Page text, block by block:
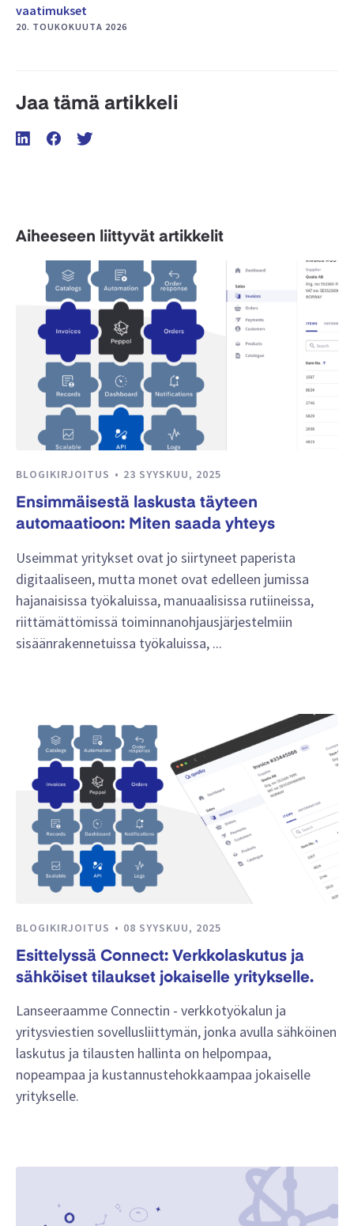
vaatimukset
20. TOUKOKUUTA 2026
Jaa tämä artikkeli
Aiheeseen liittyvät artikkelit
BLOGIKIRJOITUS 23 SYYSKUU, 2025
Ensimmäisestä laskusta täyteen
automaatioon: Miten saada yhteys
Useimmat yritykset ovat jo siirtyneet paperista
digitaaliseen, mutta monet ovat edelleen jumissa
hajanaisissa työkaluissa, manuaalisissa rutiineissa,
riittämättömissä toiminnanohjausjärjestelmiin
sisäänrakennetuissa työkaluissa, ...
BLOGIKIRJOITUS 08 SYYSKUU, 2025
Esittelyssä Connect: Verkkolaskutus ja
sähköiset tilaukset jokaiselle yritykselle.
Lanseeraamme Connectin - verkkotyökalun ja
yritysviestien sovellusliittymän, jonka avulla sähköinen
laskutus ja tilausten hallinta on helpompaa,
nopeampaa ja kustannustehokkaampaa jokaiselle
yritykselle.